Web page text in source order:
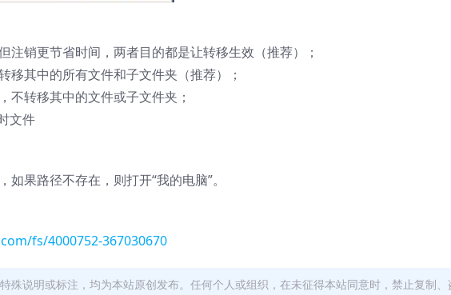
注销更节省时间，两者目的都是让转移生效（推荐）；
移其中的所有文件和子文件夹（推荐）；
不转移其中的文件或子文件夹；
文件
果路径不存在，则打开“我的电脑”。
fs/4000752-367030670
殊说明或标注，均为本站原创发布。任何个人或组织，在未征得本站同意时，禁止复制、